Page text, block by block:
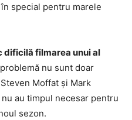
special pentru marele
dificilă filmarea unui al
nu sunt doar
Moffat și Mark
au timpul necesar pentru
sezon.